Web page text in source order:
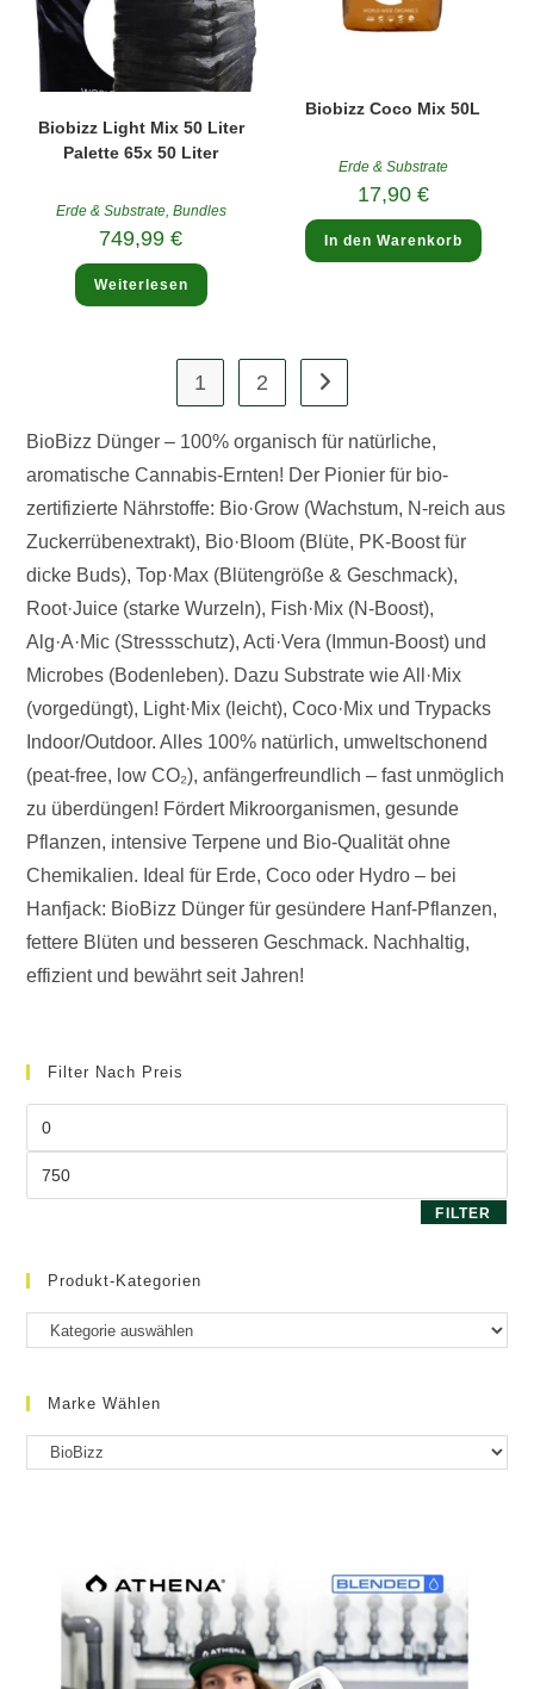
Biobizz Light Mix 50 Liter
Palette 65x 50 Liter
Erde & Substrate, Bundles
749,99€
Weiterlesen
Biobizz Coco Mix 50L
Erde & Substrate
17,90 €
In den Warenkorb
1 2
BioBizz Dünger – 100% organisch für natürliche,
aromatische Cannabis-Ernten! Der Pionier für bio-
zertifizierte Nährstoffe: Bio·Grow (Wachstum, N-reich aus
Zuckerrübenextrakt), Bio·Bloom (Blüte, PK-Boost für
dicke Buds), Top·Max (Blütengröße & Geschmack),
Root·Juice (starke Wurzeln), Fish·Mix (N-Boost),
Alg·A·Mic (Stressschutz), Acti·Vera (Immun-Boost) und
Microbes (Bodenleben). Dazu Substrate wie All·Mix
(vorgedüngt), Light·Mix (leicht), Coco·Mix und Trypacks
Indoor/Outdoor. Alles 100% natürlich, umweltschonend
(peat-free, low CO₂), anfängerfreundlich – fast unmöglich
zu überdüngen! Fördert Mikroorganismen, gesunde
Pflanzen, intensive Terpene und Bio-Qualität ohne
Chemikalien. Ideal für Erde, Coco oder Hydro – bei
Hanfjack: BioBizz Dünger für gesündere Hanf-Pflanzen,
fettere Blüten und besseren Geschmack. Nachhaltig,
effizient und bewährt seit Jahren!
Filter Nach Preis
FILTER
Produkt-Kategorien
Marke Wählen